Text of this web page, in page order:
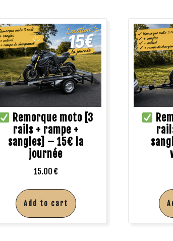
Remorque moto [3
rails + rampe +
sangles] – 15€ la
journée
15.00 €
Add to cart